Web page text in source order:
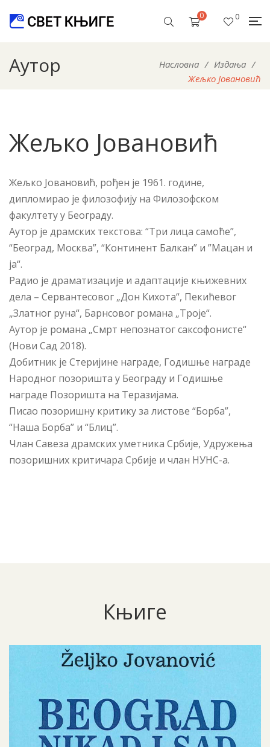
0 0
Аутор Насловна / Издања /
Жељко Јовановић
Жељко Јовановић
Жељко Јовановић, рођен је 1961. године,
дипломирао је филозофију на Филозофском
факултету у Београду.
Аутор је драмских текстова: “Три лица самоће”,
“Београд, Москва”, “Континент Балкан” и ”Мацан и
ја“.
Радио је драматизације и адаптације књижевних
дела – Сервантесовог „Дон Кихота“, Пекићевог
„Златног руна“, Барнсовог романа „Троје“.
Аутор је романа „Смрт непознатог саксофонисте“
(Нови Сад 2018).
Добитник је Стеријине награде, Годишње награде
Народног позоришта у Београду и Годишње
награде Позоришта на Теразијама.
Писао позоришну критику за листове “Борба”,
“Наша Борба” и “Блиц”.
Члан Савеза драмских уметника Србије, Удружења
позоришних критичара Србије и члан НУНС-а.
Књиге